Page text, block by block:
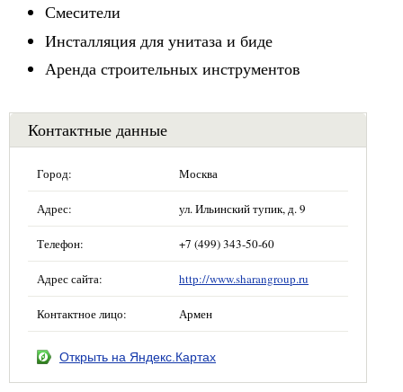
Смесители
Инсталляция для унитаза и биде
Аренда строительных инструментов
Контактные данные
Город: Москва
Адрес: ул. Ильинский тупик, д. 9
Телефон: +7 (499) 343-50-60
Адрес сайта: http://www.sharangroup.ru
Контактное лицо: Армен
Открыть на Яндекс.Картах